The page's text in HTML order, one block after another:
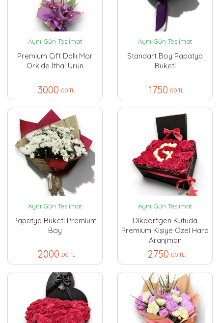
Aynı Gün Teslimat
Premium Çift Dallı Mor
Orkide İthal Ürün
3000 ,00 TL
Aynı Gün Teslimat
Standart Boy Papatya
Buketi
1750 ,00 TL
Aynı Gün Teslimat
Papatya Buketi Premium
Boy
2000 ,00 TL
Aynı Gün Teslimat
Dikdörtgen Kutuda
Premium Kişiye Özel Hard
Aranjman
2750 ,00 TL